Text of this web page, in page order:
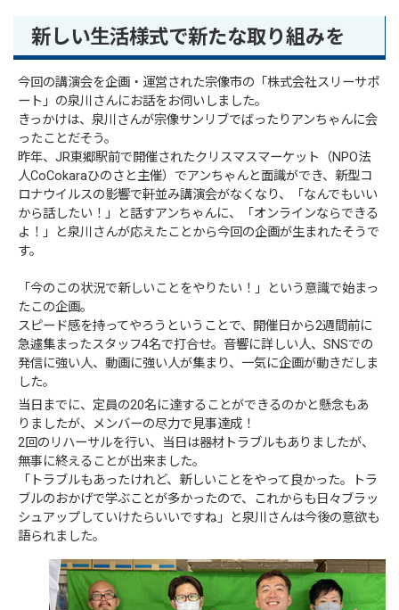
新しい生活様式で新たな取り組みを
今回の講演会を企画・運営された宗像市の「株式会社スリーサポ
ート」の泉川さんにお話をお伺いしました。
きっかけは、泉川さんが宗像サンリブでばったりアンちゃんに会
ったことだそう。
昨年、JR東郷駅前で開催されたクリスマスマーケット（NPO法
人CoCokaraひのさと主催）でアンちゃんと面識ができ、新型コ
ロナウイルスの影響で軒並み講演会がなくなり、「なんでもいい
から話したい！」と話すアンちゃんに、「オンラインならできる
よ！」と泉川さんが応えたことから今回の企画が生まれたそうで
す。
「今のこの状況で新しいことをやりたい！」という意識で始まっ
たこの企画。
スピード感を持ってやろうということで、開催日から2週間前に
急遽集まったスタッフ4名で打合せ。音響に詳しい人、SNSでの
発信に強い人、動画に強い人が集まり、一気に企画が動きだしま
した。
当日までに、定員の20名に達することができるのかと懸念もあ
りましたが、メンバーの尽力で見事達成！
2回のリハーサルを行い、当日は器材トラブルもありましたが、
無事に終えることが出来ました。
「トラブルもあったけれど、新しいことをやって良かった。トラ
ブルのおかげで学ぶことが多かったので、これからも日々ブラッ
シュアップしていけたらいいですね」と泉川さんは今後の意欲も
語られました。